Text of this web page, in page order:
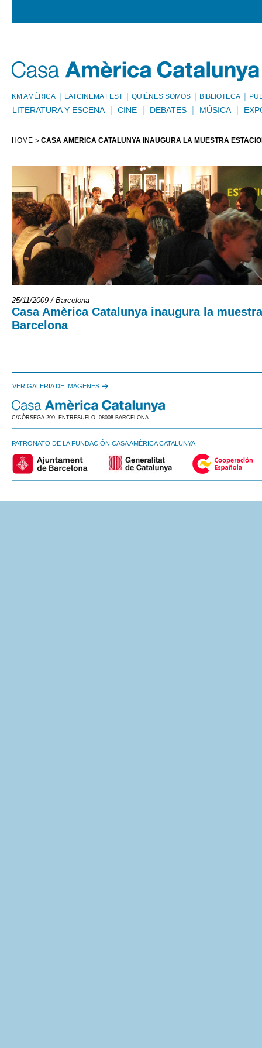
KM AMÈRICA LATCINEMA FEST QUIÉNES SOMOS BIBLIOTECA
LITERATURA Y ESCENA CINE DEBATES MÚSICA
HOME CASA AMÈRICA CATALUNYA INAUGURA LA MUESTRA
25/11/2009 / Barcelona
Casa Amèrica Catalunya inaugura la
Barcelona
VER GALERIA DE IMÁGENES
C/CÒRSEGA 299, ENTRESUELO. 08008 BARCELONA
PATRONATO DE LA FUNDACIÓN CASA AMÈRICA CATALUNYA